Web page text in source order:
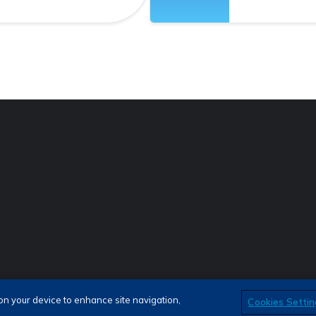
your device to enhance site navigation,
Cookies